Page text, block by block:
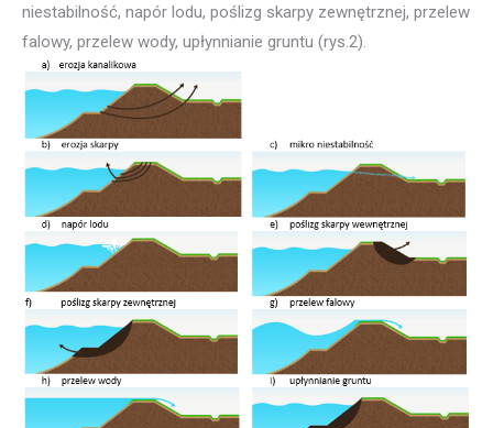
niestabilność, napór lodu, poślizg skarpy zewnętrznej, przelew
falowy, przelew wody, upłynnianie gruntu (rys.2).